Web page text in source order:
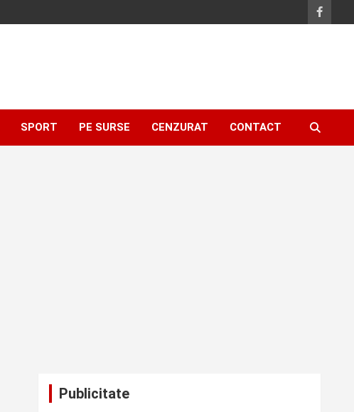
SPORT PE SURSE CENZURAT CONTACT
Publicitate